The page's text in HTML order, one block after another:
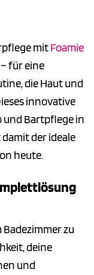
mitFoamie
für eine
die Haut und
innovative
und Bartpflege in
der ideale
heute.
Badezimmer zu
deine
und